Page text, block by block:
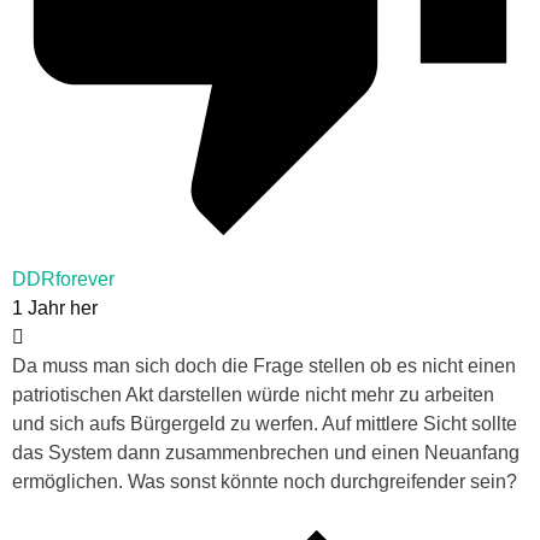
DDRforever
1 Jahr her
Da muss man sich doch die Frage stellen ob es nicht einen
patriotischen Akt darstellen würde nicht mehr zu arbeiten
und sich aufs Bürgergeld zu werfen. Auf mittlere Sicht sollte
das System dann zusammenbrechen und einen Neuanfang
ermöglichen. Was sonst könnte noch durchgreifender sein?